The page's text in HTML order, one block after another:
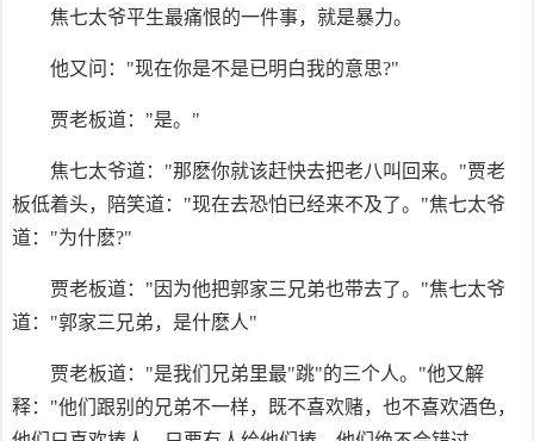
焦七太爷平生最痛恨的一件事，就是暴力。
他又问："现在你是不是已明白我的意思?"
贾老板道："是。"
焦七太爷道："那麽你就该赶快去把老八叫回来。"贾老
板低着头，陪笑道："现在去恐怕已经来不及了。"焦七太爷
道："为什麽?"
贾老板道："因为他把郭家三兄弟也带去了。"焦七太爷
道："郭家三兄弟，是什麽人"
贾老板道："是我们兄弟里最"跳"的三个人。"他又解
释："他们跟别的兄弟不一样，既不喜欢赌，也不喜欢酒色，